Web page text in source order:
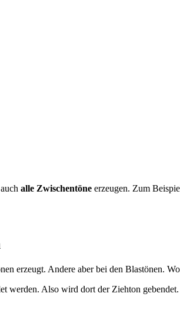
alle Zwischentöne erzeugen. Zum
erzeugt. Andere aber bei den Blastönen.
werden. Also wird dort der Ziehton